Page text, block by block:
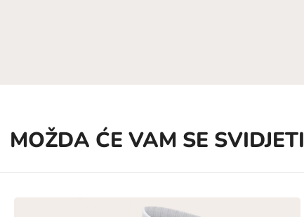
MOŽDA ĆE VAM SE SVIDJETI